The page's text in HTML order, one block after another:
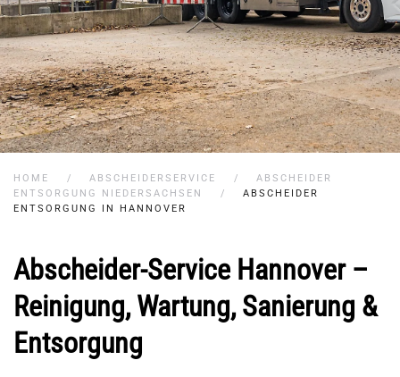
HOME ABSCHEIDERSERVICE
ABSCHEIDER
ENTSORGUNG NIEDERSACHSEN
ABSCHEIDER
ENTSORGUNG IN HANNOVER
Abscheider-Service Hannover –
Reinigung, Wartung, Sanierung &
Entsorgung